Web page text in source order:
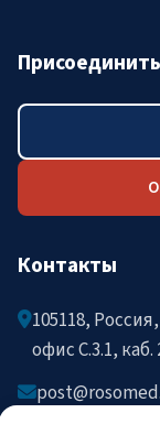
Контакты
105118,
офис C.3.1, каб.